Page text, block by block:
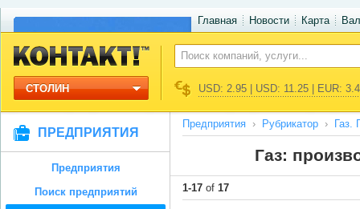
Главная Новости Карта
СТОЛИН USD: 2.95 | USD: 11.25 | EUR:
ПРЕДПРИЯТИЯ
Предприятия
Поиск предприятий
Предприятия Рубрикатор Газ.
Газ:
1-17 of 17